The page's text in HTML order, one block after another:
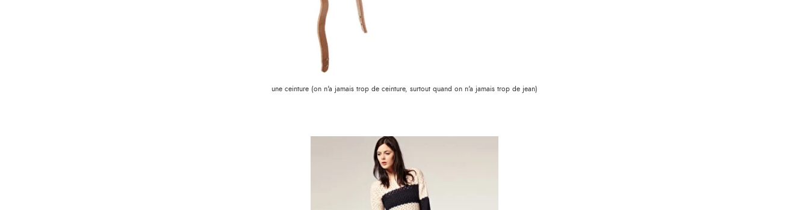
une ceinture (on n'a jamais trop de ceinture, surtout quand on n'a jamais trop de jean)